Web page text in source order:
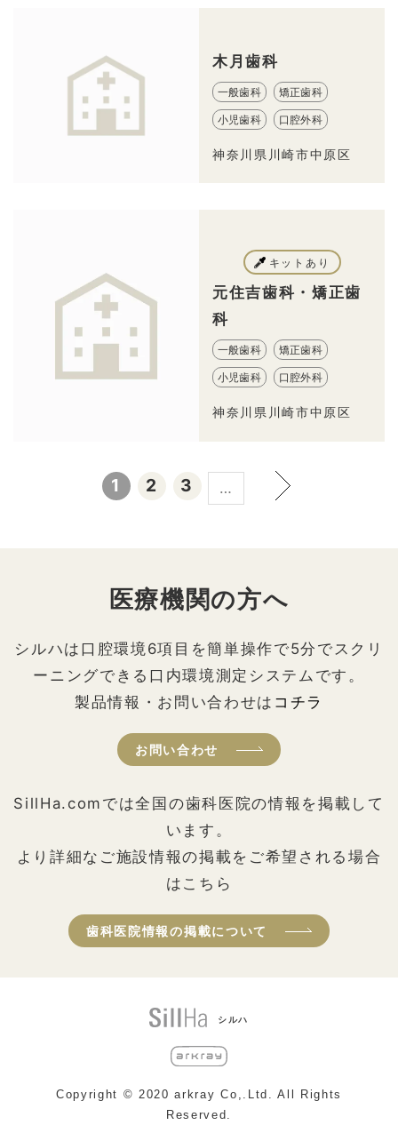
木月歯科
一般歯科 矯正歯科
小児歯科 口腔外科
神奈川県川崎市中原区
キットあり
元住吉歯科・矯正歯
科
一般歯科 矯正歯科
小児歯科 口腔外科
神奈川県川崎市中原区
1 2 3 …
医療機関の方へ
シルハは口腔環境6項目を簡単操作で5分でスクリ
ーニングできる口内環境測定システムです。
製品情報・お問い合わせは コチラ
お問い合わせ
SillHa.comでは全国の歯科医院の情報を掲載して
います。
より詳細なご施設情報の掲載をご希望される場合
はこちら
歯科医院情報の掲載について
シルハ
Copyright © 2020 arkray Co,.Ltd. All Rights
Reserved.